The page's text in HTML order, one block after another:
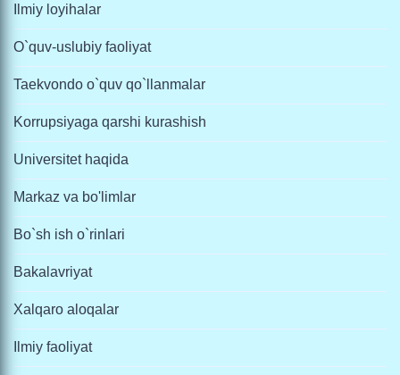
Ilmiy loyihalar
O`quv-uslubiy faoliyat
Taekvondo o`quv qo`llanmalar
Korrupsiyaga qarshi kurashish
Universitet haqida
Markaz va bo'limlar
Bo`sh ish o`rinlari
Bakalavriyat
Xalqaro aloqalar
Ilmiy faoliyat